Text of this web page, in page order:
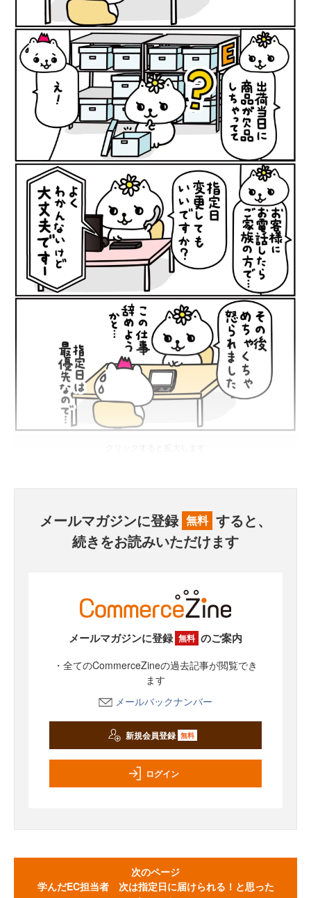
メールマガジンに登録 無料 すると、
続きをお読みいただけます
メールマガジンに登録 無料 のご案内
・全てのCommerceZineの過去記事が閲覧でき
ます
メールバックナンバー
新規会員登録 無料
ログイン
次のページ
学んだEC担当者 次は指定日に届けられる！と思った